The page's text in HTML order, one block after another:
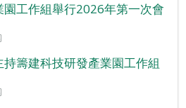
工作組舉行2026年第一次會
籌建科技研發產業園工作組